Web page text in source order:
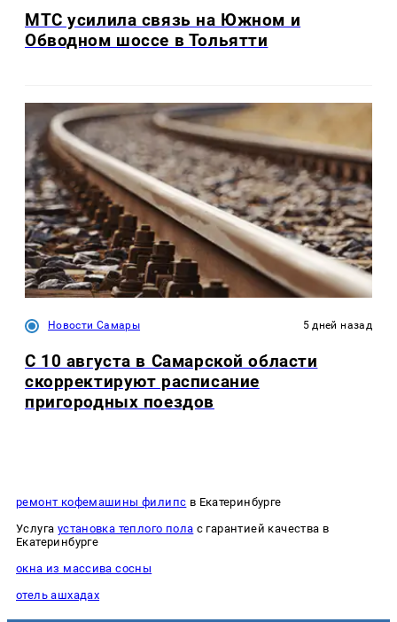
МТС усилила связь на Южном и
Обводном шоссе в Тольятти
Новости Самары 5 дней назад
С 10 августа в Самарской области
скорректируют расписание
пригородных поездов
ремонт кофемашины филипс в Екатеринбурге
Услуга установка теплого пола с гарантией качества в
Екатеринбурге
окна из массива сосны
отель ашхадах